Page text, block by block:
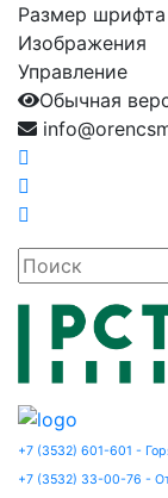
Размер шрифта
Изображения
Управление
Обычная
+7 (3532) 601-601 -
+7 (3532) 33-00-76 -